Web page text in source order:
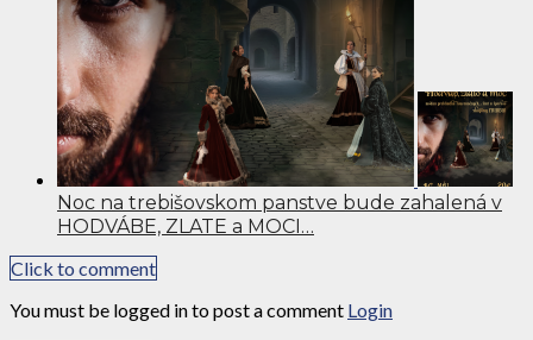
Noc na trebišovskom panstve bude zahalená v
HODVÁBE, ZLATE a MOCI…
Click to comment
You must be logged in to post a comment Login